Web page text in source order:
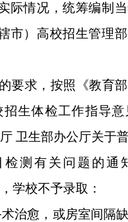
际情况，统筹编制
市）高校招生管理
要求，按照《教育
生体检工作指导意
卫生部办公厅关于
测有关问题的通
学校不予录取：
治愈，或房室间隔